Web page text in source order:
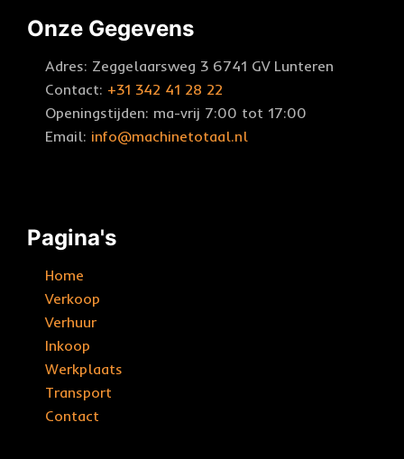
Onze Gegevens
Adres: Zeggelaarsweg 3 6741 GV Lunteren
Contact: +31 342 41 28 22
Openingstijden: ma-vrij 7:00 tot 17:00
Email: info@machinetotaal.nl
Pagina's
Home
Verkoop
Verhuur
Inkoop
Werkplaats
Transport
Contact